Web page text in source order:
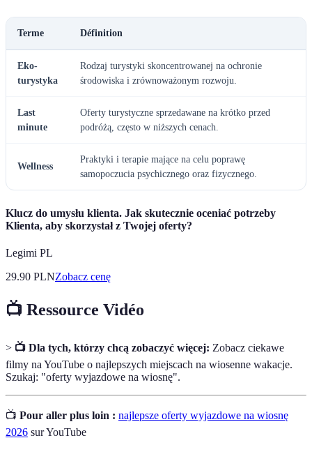
Terme Définition
Eko-
turystyka
Rodzaj turystyki skoncentrowanej na ochronie
środowiska i zrównoważonym rozwoju.
Last
minute
Oferty turystyczne sprzedawane na krótko przed
podróżą, często w niższych cenach.
Wellness
Praktyki i terapie mające na celu poprawę
samopoczucia psychicznego oraz fizycznego.
Klucz do umysłu klienta. Jak skutecznie oceniać potrzeby
Klienta, aby skorzystał z Twojej oferty?
Legimi PL
29.90 PLNZobacz cenę
📺 Ressource Vidéo
> 📺 Dla tych, którzy chcą zobaczyć więcej: Zobacz ciekawe
filmy na YouTube o najlepszych miejscach na wiosenne wakacje.
Szukaj: "oferty wyjazdowe na wiosnę".
📺 Pour aller plus loin : najlepsze oferty wyjazdowe na wiosnę
2026 sur YouTube